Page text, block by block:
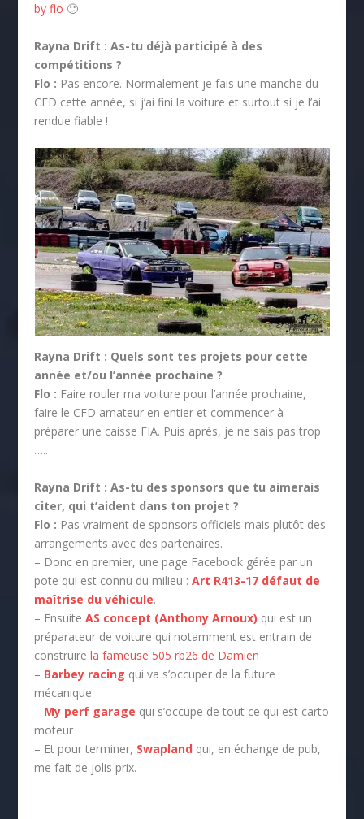
by flo 🙂
Rayna Drift : As-tu déjà participé à des
compétitions ?
Flo : Pas encore. Normalement je fais une manche du
CFD cette année, si j’ai fini la voiture et surtout si je l’ai
rendue fiable !
Rayna Drift : Quels sont tes projets pour cette
année et/ou l’année prochaine ?
Flo : Faire rouler ma voiture pour l’année prochaine,
faire le CFD amateur en entier et commencer à
préparer une caisse FIA. Puis après, je ne sais pas trop
…..
Rayna Drift : As-tu des sponsors que tu aimerais
citer, qui t’aident dans ton projet ?
Flo : Pas vraiment de sponsors officiels mais plutôt des
arrangements avec des partenaires.
– Donc en premier, une page Facebook gérée par un
pote qui est connu du milieu :Art R413-17 défaut de
maîtrise du véhicule.
– EnsuiteAS concept (Anthony Arnoux) qui est un
préparateur de voiture qui notamment est entrain de
construirela fameuse 505 rb26 de Damien
– Barbey racing qui va s’occuper de la future
mécanique
– My perf garage qui s’occupe de tout ce qui est carto
moteur
– Et pour terminer, Swapland qui, en échange de pub,
me fait de jolis prix.